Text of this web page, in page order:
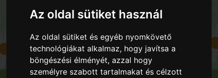
Az oldal sütiket használ
Az oldal sütiket és egyéb nyomkövető
technológiákat alkalmaz, hogy javítsa a
böngészési élményét, azzal hogy
személyre szabott tartalmakat és célzott